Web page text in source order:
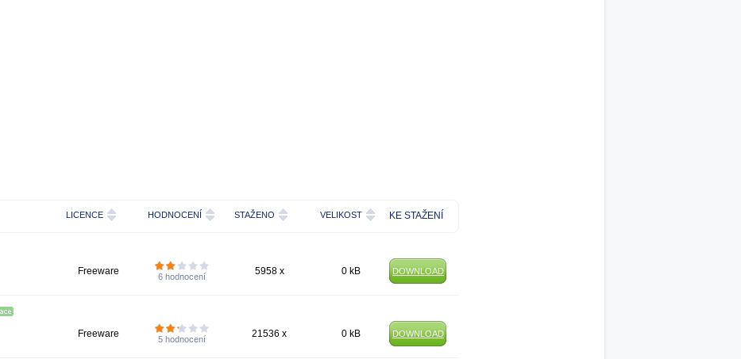
LICENCE HODNOCENÍ STAŽENO VELIKOST KE STAŽENÍ
Freeware 6 hodnocení 5958 x 0 kB DOWNLOAD
Freeware 5 hodnocení 21536 x 0 kB DOWNLOAD